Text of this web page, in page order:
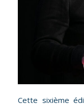
Cette sixième